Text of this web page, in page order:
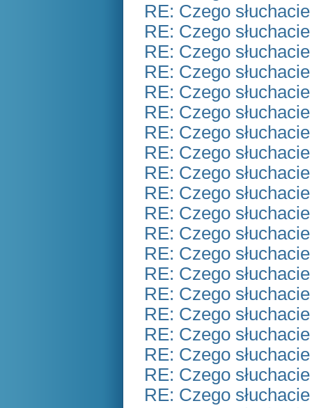
RE: Czego
RE: Czego
RE: Czego
RE: Czego
RE: Czego
RE: Czego
RE: Czego
RE: Czego
RE: Czego
RE: Czego
RE: Czego
RE: Czego
RE: Czego
RE: Czego
RE: Czego
RE: Czego
RE: Czego
RE: Czego
RE: Czego
RE: Czego